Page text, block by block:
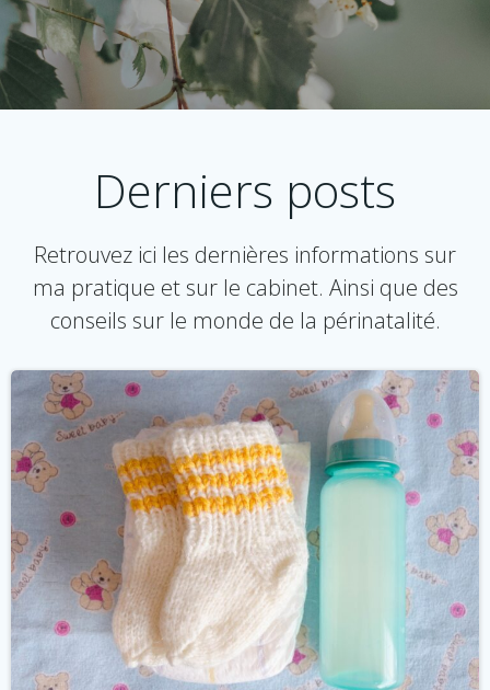
Derniers posts
Retrouvez ici les dernières informations sur
ma pratique et sur le cabinet. Ainsi que des
conseils sur le monde de la périnatalité.